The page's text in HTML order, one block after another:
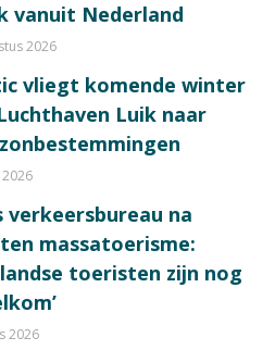
vanuit Nederland
2026
vliegt komende winter
Luik naar
verkeersbureau na
massatoerisme:
toeristen zijn nog
2026